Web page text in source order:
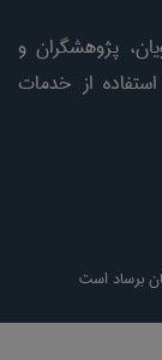
پژوهشگران و
از خدمات
برساد است